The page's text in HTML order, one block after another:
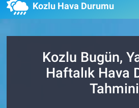
Kozlu Hava Durumu
Kozlu Bugün,
Haftalık Hava
Tahmini
İlanlar
Köşe Yazarları
Haber Arşivi